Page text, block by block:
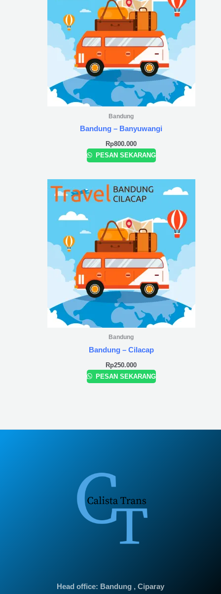
Bandung
Bandung – Banyuwangi
Rp800.000
PESAN SEKARANG
Bandung
Bandung – Cilacap
Rp250.000
PESAN SEKARANG
Head office: Bandung , Ciparay